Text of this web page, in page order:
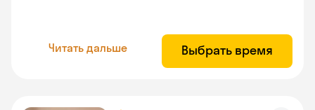
Читать дальше Выбрать время